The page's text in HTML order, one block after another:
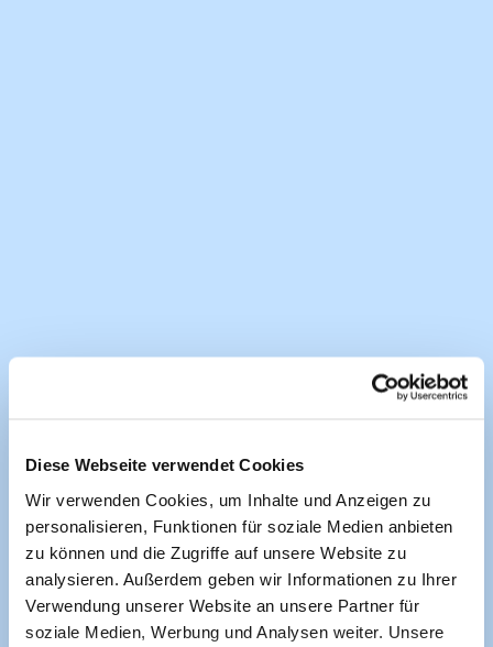
Diese Webseite verwendet Cookies
Wir verwenden Cookies, um Inhalte und Anzeigen zu
personalisieren, Funktionen für soziale Medien anbieten
zu können und die Zugriffe auf unsere Website zu
analysieren. Außerdem geben wir Informationen zu Ihrer
Verwendung unserer Website an unsere Partner für
soziale Medien, Werbung und Analysen weiter. Unsere
Seit über 10 Jahren erfolgreich aktiv
gemanagte ETF
Automatisches Investieren für
alle.